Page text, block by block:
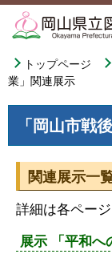
トップページ
業」関連展示
「岡山市戦
関連展示一
詳細は各ペー
展示
「平和へ